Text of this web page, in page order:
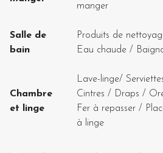
manger
Salle de
bain
Produits de
Eau chaude /
Chambre
et linge
Lave-linge/
Cintres / Draps /
Fer à repasser /
à linge